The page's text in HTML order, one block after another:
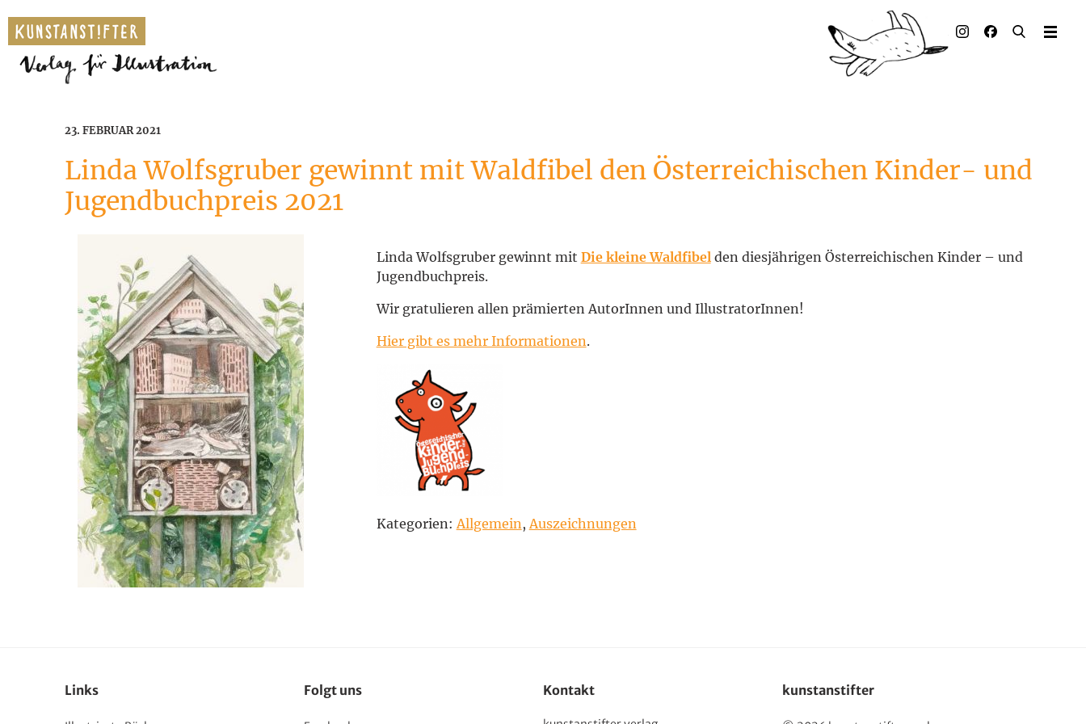
23. FEBRUAR 2021
Linda Wolfsgruber gewinnt mit Waldfibel den Österreichischen Kinder- und
Jugendbuchpreis 2021
Linda Wolfsgruber gewinnt mit Die kleine Waldfibel den diesjährigen Österreichischen Kinder – und
Jugendbuchpreis.
Wir gratulieren allen prämierten AutorInnen und IllustratorInnen!
Hier gibt es mehr Informationen.
Kategorien: Allgemein , Auszeichnungen
Links Folgt uns Kontakt kunstanstifter
Illustrierte Bücher
Auszeichnungen